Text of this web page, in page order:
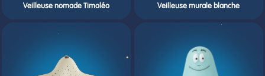
Veilleuse nomade Timoléo Veilleuse murale blanche